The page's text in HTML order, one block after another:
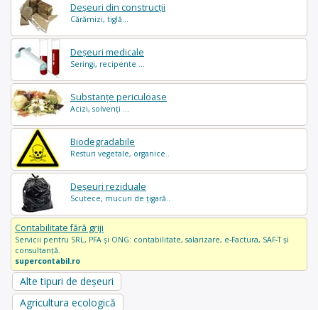
Deșeuri din construcții
Cărămizi, tiglă...
Deșeuri medicale
Seringi, recipente ...
Substanțe periculoase
Acizi, solvenți ...
Biodegradabile
Resturi vegetale, organice..
Deșeuri reziduale
Scutece, mucuri de țigară..
Contabilitate fără griji
Servicii pentru SRL, PFA și ONG: contabilitate, salarizare, e-Factura, SAF-T și
consultanță.
supercontabil.ro
Alte tipuri de deșeuri
Agricultura ecologică